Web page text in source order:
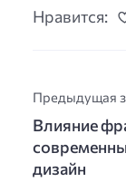
Нравится:
Предыдущая
Влияние
дизайн